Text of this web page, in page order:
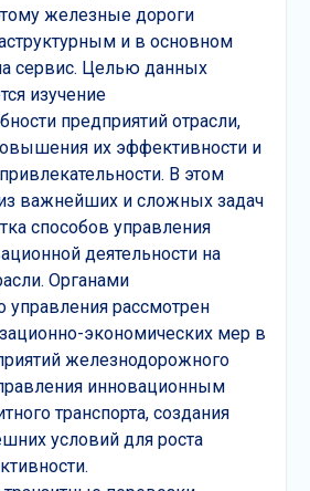
железные дороги
и в основном
сервис. Целью данных
изучение
предприятий отрасли,
их эффективности и
В этом
важнейших и сложных задач
способов управления
деятельности на
Органами
управления рассмотрен
экономических мер в
железнодорожного
инновационным
транспорта, создания
условий для роста